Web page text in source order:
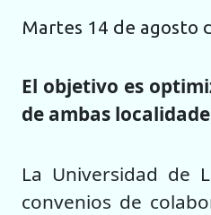
martes 14 de agosto
El objetivo es
de ambas
La Universidad de
convenios de